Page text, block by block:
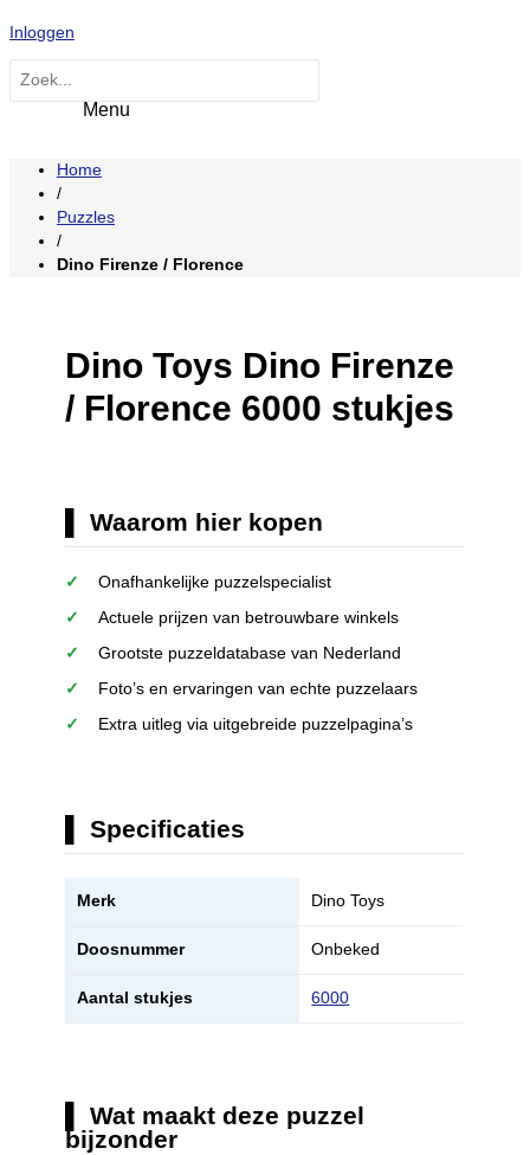
naar
de
inhoud
Inloggen
naar:
Home
/
Puzzles
/
Dino Firenze / Florence
Dino Toys Dino Firenze
/ Florence 6000 stukjes
Waarom hier kopen
Onafhankelijke puzzelspecialist
Actuele prijzen van betrouwbare winkels
Grootste puzzeldatabase van Nederland
Foto’s en ervaringen van echte puzzelaars
Extra uitleg via uitgebreide puzzelpagina’s
Specificaties
Merk Dino Toys
Doosnummer Onbeked
Aantal stukjes 6000
Wat maakt deze puzzel
bijzonder